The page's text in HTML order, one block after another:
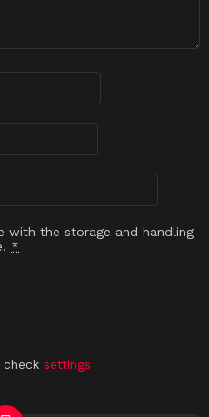
with the storage and handling
*
check settings